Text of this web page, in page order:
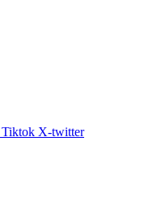
Tiktok X-twitter